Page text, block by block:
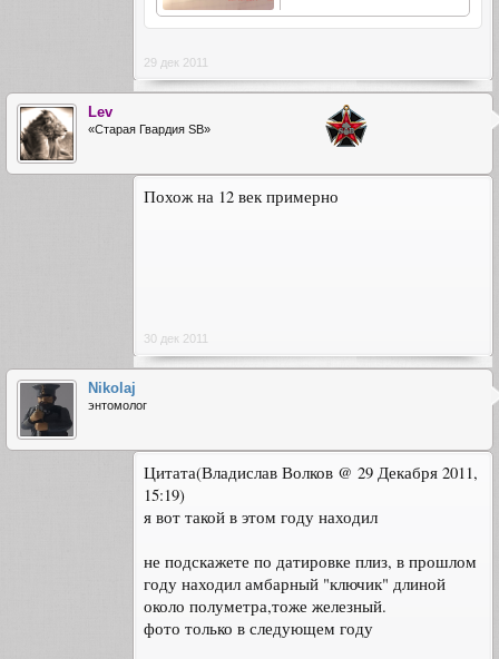
29 дек 2011
Lev
«Старая Гвардия SB»
Похож на 12 век примерно
30 дек 2011
Nikolaj
энтомолог
Цитата(Владислав Волков @ 29 Декабря 2011,
15:19)
я вот такой в этом году находил
не подскажете по датировке плиз, в прошлом
году находил амбарный "ключик" длиной
около полуметра,тоже железный.
фото только в следующем году